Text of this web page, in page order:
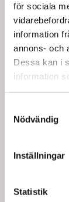
för sociala
information
annons- och
Dessa kan i
information
Nödvändig
Inställningar
Statistik
Köptes
Medical –